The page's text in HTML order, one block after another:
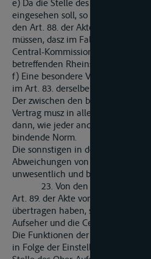
e) Da die Stelle des Ober-
eingesehen soll, so hat im Art. 37.,
den Art. 88. der Akte vn 1831
müssen, dasz im Falle der
Central-Kommission die Akten
betreffenden Rheinschiffahrts-
f) Eine besondere Vereidigung der
im Art. 83. derselben vorge-
Der zwischen den beteilighten
Vertrag musz in allen Uferstaaten
dann, wie jeder andere Staats-
bindende Norm.
Die sonnstigen in den Art. 33. bis
Abweichungen von den Art. 81.
unwesentlich und bedürfen keiner
23. Von den Organen, Denen
Art. 89. der Akte von 1831 die
übertragen haben, sind in
Aufseher und die Central-
Die Funktionen der
in Folge der Einstellung der